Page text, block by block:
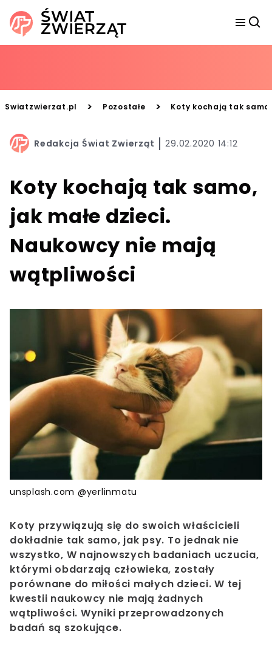
Swiatzwierzat.pl > Pozostałe > Koty kochają tak
Redakcja Świat Zwierząt 29.02.2020 14:12
Koty kochają tak samo,
jak małe dzieci.
Naukowcy nie mają
wątpliwości
unsplash.com @yerlinmatu
Koty przywiązują się do swoich właścicieli
dokładnie tak samo, jak psy. To jednak nie
wszystko, W najnowszych badaniach uczucia,
którymi obdarzają człowieka, zostały
porównane do miłości małych dzieci. W tej
kwestii naukowcy nie mają żadnych
wątpliwości. Wyniki przeprowadzonych
badań są szokujące.